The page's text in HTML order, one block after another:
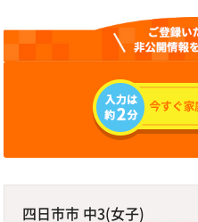
四日市市 中3(女子)